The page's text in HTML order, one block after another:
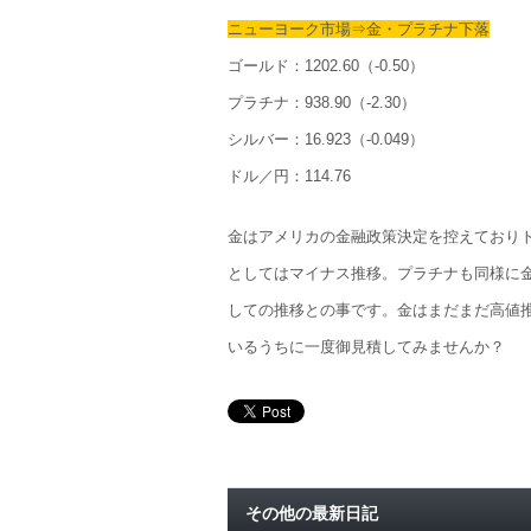
ニューヨーク市場⇒金・プラチナ下落
ゴールド：1202.60（-0.50）
プラチナ：938.90（-2.30）
シルバー：16.923（-0.049）
ドル／円：114.76
金はアメリカの金融政策決定を控えており
としてはマイナス推移。プラチナも同様に
しての推移との事です。金はまだまだ高値
いるうちに一度御見積してみませんか？
その他の最新日記